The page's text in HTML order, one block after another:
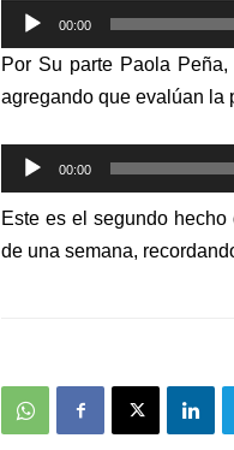
Reproductor
de
audio
00:00
Por Su parte Paola
agregando que evalúan la
Reproductor
de
audio
00:00
Este es el segundo
de una semana,